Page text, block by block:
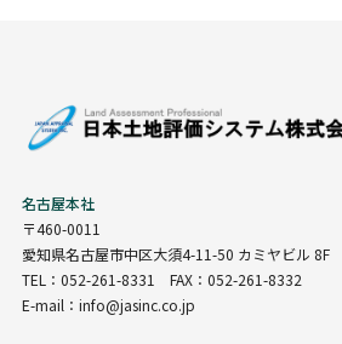
名古屋本社
〒460-0011
愛知県名古屋市中区大須4-11-50 カミヤビル 8F
TEL：052-261-8331 FAX：052-261-8332
E-mail：info@jasinc.co.jp